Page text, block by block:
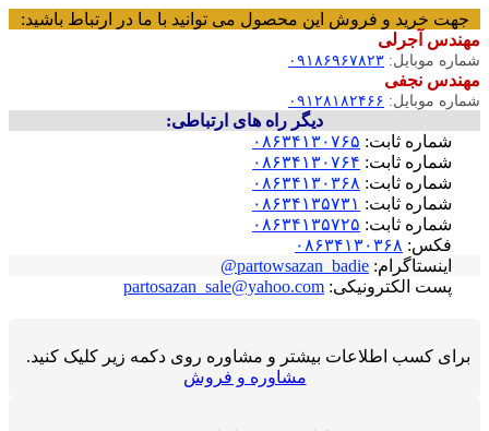
جهت خرید و فروش این محصول می توانید با ما در ارتباط باشید:
مهندس آجرلی
شماره موبایل: ۰۹۱۸۶۹۶۷۸۲۳
مهندس نجفی
شماره موبایل: ۰۹۱۲۸۱۸۲۴۶۶
دیگر راه های ارتباطی:
شماره ثابت: ۰۸۶۳۴۱۳۰۷۶۵
شماره ثابت: ۰۸۶۳۴۱۳۰۷۶۴
شماره ثابت: ۰۸۶۳۴۱۳۰۳۶۸
شماره ثابت: ۰۸۶۳۴۱۳۵۷۳۱
شماره ثابت: ۰۸۶۳۴۱۳۵۷۲۵
فکس: ۰۸۶۳۴۱۳۰۳۶۸
اینستاگرام: partowsazan_badie@
پست الکترونیکی: partosazan_sale@yahoo.com
برای کسب اطلاعات بیشتر و مشاوره روی دکمه زیر کلیک کنید.
مشاوره و فروش